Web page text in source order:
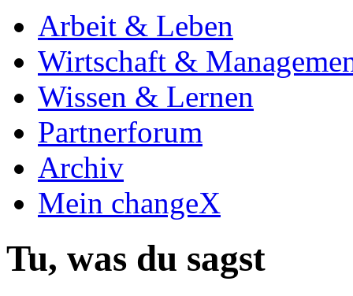
Arbeit & Leben
Wirtschaft &
Wissen & Lernen
Partnerforum
Archiv
Mein changeX
Tu, was du sagst